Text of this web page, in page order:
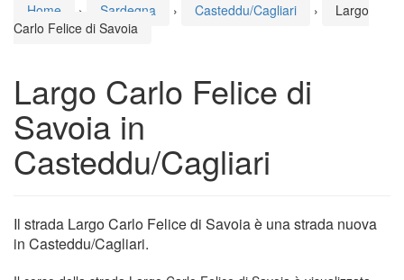
Home › Sardegna › Casteddu/Cagliari ›
Largo
Carlo Felice di Savoia
Largo Carlo Felice di
Savoia in
Casteddu/Cagliari
Il strada Largo Carlo Felice di Savoia è una strada nuova
in Casteddu/Cagliari.